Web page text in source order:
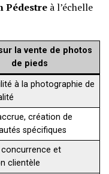
Pédestre à l’échelle
la vente de photos
de pieds
à la photographie de
création de
spécifiques
concurrence et
clientèle